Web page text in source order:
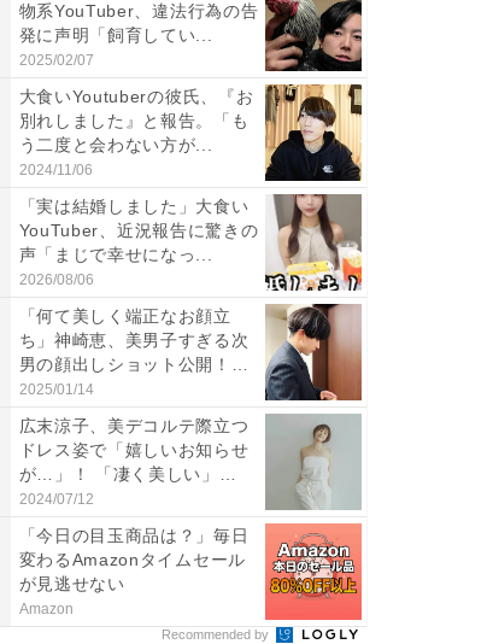
物系YouTuber、違法行為の告
発に声明「飼育してい...
2025/02/07
大食いYoutuberの彼氏、『お
別れしました』と報告。「も
う二度と会わない方が...
2024/11/06
「実は結婚しました」大食い
YouTuber、近況報告に驚きの
声「まじで幸せになっ...
2026/08/06
「何て美しく端正なお顔立
ち」神崎恵、美男子すぎる次
男の顔出しショット公開！
「め...
2025/01/14
広末涼子、美デコルテ際立つ
ドレス姿で「嬉しいお知らせ
が…」！ 「凄く美しい」
「透...
2024/07/12
「今日の目玉商品は？」毎日
変わるAmazonタイムセール
が見逃せない
Amazon
Recommended by